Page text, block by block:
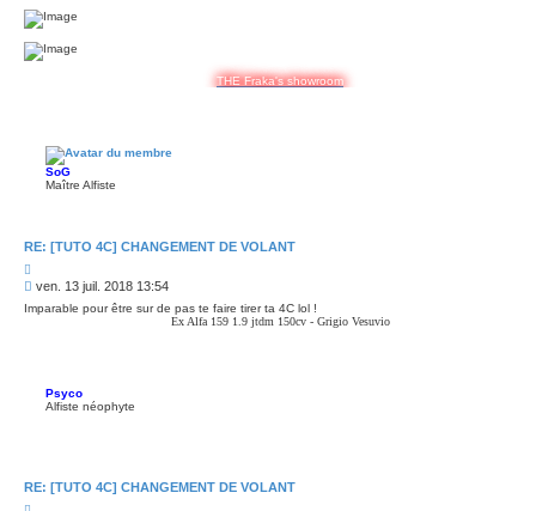
THE Fraka's showroom
SoG
Maître Alfiste
RE: [TUTO 4C] CHANGEMENT DE VOLANT
i
t
e
M
s
ven. 13 juil. 2018 13:54
Imparable pour être sur de pas te faire tirer ta 4C lol !
Ex Alfa 159 1.9 jtdm 150cv - Grigio Vesuvio
Psyco
Alfiste néophyte
RE: [TUTO 4C] CHANGEMENT DE VOLANT